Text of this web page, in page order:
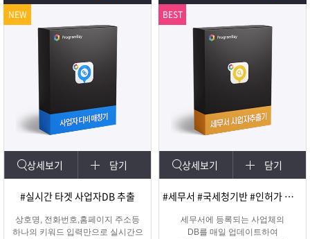
상세보기 담기
#실시간 타겟 사업자DB 추출
상호명, 전화번호,홈페이지 주소등
하나의 키워드 입력만으로 실시간으
NEW
상세보기 담기
#세무서 #국세청기반 #인허가 개업·신규 사업자디비
세무서에 등록되는 사업체의
DB를 매일 업데이트하여
BEST